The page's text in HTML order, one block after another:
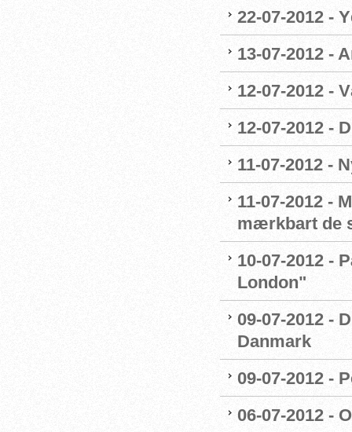
22-07-2012 -
13-07-2012 -
12-07-2012 -
12-07-2012 -
11-07-2012 -
11-07-2012 -
mærkbart de
10-07-2012 -
London"
09-07-2012 -
Danmark
09-07-2012 -
06-07-2012 -